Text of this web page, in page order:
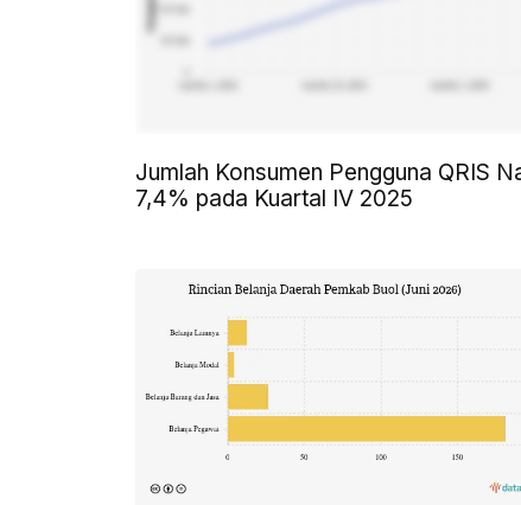
Jumlah Konsumen Pengguna QRIS
7,4% pada Kuartal IV 2025